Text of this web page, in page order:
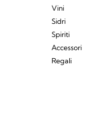
Vini
Sidri
Spiriti
Accessori
Regali